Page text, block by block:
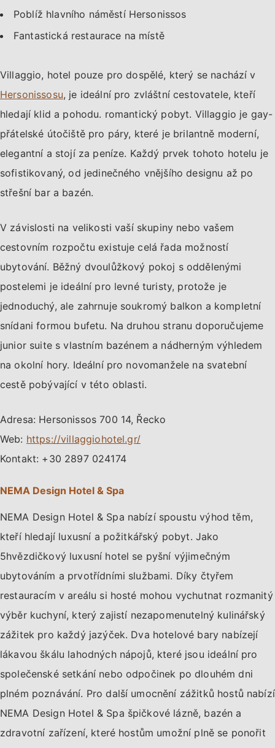
Poblíž hlavního náměstí Hersonissos
Fantastická restaurace na místě
Villaggio, hotel pouze pro dospělé, který se nachází v
Hersonissosu, je ideální pro zvláštní cestovatele, kteří
hledají klid a pohodu. romantický pobyt. Villaggio je gay-
přátelské útočiště pro páry, které je brilantně moderní,
elegantní a stojí za peníze. Každý prvek tohoto hotelu je
sofistikovaný, od jedinečného vnějšího designu až po
střešní bar a bazén.
V závislosti na velikosti vaší skupiny nebo vašem
cestovním rozpočtu existuje celá řada možností
ubytování. Běžný dvoulůžkový pokoj s oddělenými
postelemi je ideální pro levné turisty, protože je
jednoduchý, ale zahrnuje soukromý balkon a kompletní
snídani formou bufetu. Na druhou stranu doporučujeme
junior suite s vlastním bazénem a nádherným výhledem
na okolní hory. Ideální pro novomanžele na svatební
cestě pobývající v této oblasti.
Adresa: Hersonissos 700 14, Řecko
Web: https://villaggiohotel.gr/
Kontakt: +30 2897 024174
NEMA Design Hotel & Spa
NEMA Design Hotel & Spa nabízí spoustu výhod těm,
kteří hledají luxusní a požitkářský pobyt. Jako
5hvězdičkový luxusní hotel se pyšní výjimečným
ubytováním a prvotřídními službami. Díky čtyřem
restauracím v areálu si hosté mohou vychutnat rozmanitý
výběr kuchyní, který zajistí nezapomenutelný kulinářský
zážitek pro každý jazýček. Dva hotelové bary nabízejí
lákavou škálu lahodných nápojů, které jsou ideální pro
společenské setkání nebo odpočinek po dlouhém dni
plném poznávání. Pro další umocnění zážitků hostů nabízí
NEMA Design Hotel & Spa špičkové lázně, bazén a
zdravotní zařízení, které hostům umožní plně se ponořit